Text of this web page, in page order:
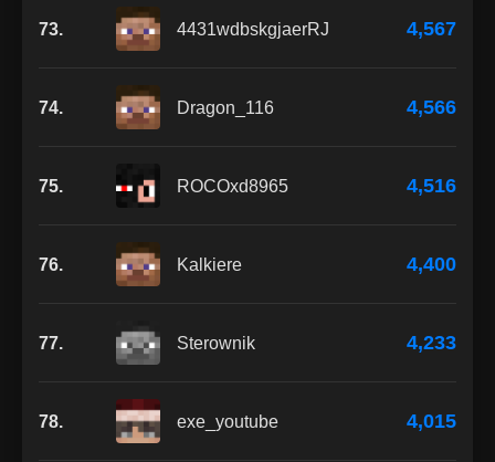
73. 4431wdbskgjaerRJ 4,567
74. Dragon_116 4,566
75. ROCOxd8965 4,516
76. Kalkiere 4,400
77. Sterownik 4,233
78. exe_youtube 4,015